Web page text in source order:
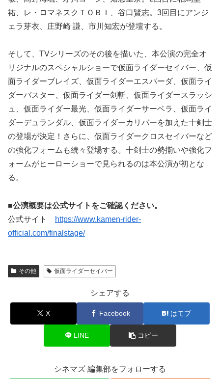
祐、レ・ロマネスクＴＯＢＩ、谷口賢志。3回目にアンジ
ェラ芽衣、庄野崎 謙、市川知宏が登壇する。
そして、TVシリーズのその後を描いた、本公演の完全オ
リジナルのスペシャルショーで仮面ライダーセイバー、仮
面ライダーブレイズ、仮面ライダーエスパーダ、仮面ライ
ダーバスター、仮面ライダー剣斬、仮面ライダースラッシ
ュ、仮面ライダー最光、仮面ライダーサーベラ、仮面ライ
ダーデュランダル、仮面ライダーカリバーを加えた十剣士
の登場が決定！さらに、仮面ライダークロスセイバーなど
の強化フォームも続々登場する。十剣士の勢揃いや強化フ
ォームがヒーローショーで見られるのは本公演が初とな
る。
■公演概要は公式サイトをご確認ください。
公式サイト
https://www.kamen-rider-
official.com/finalstage/
その他 仮面ライダーセイバー
シェアする
X Facebook はてブ
LINE コピー
シネマズ 編集部をフォローする